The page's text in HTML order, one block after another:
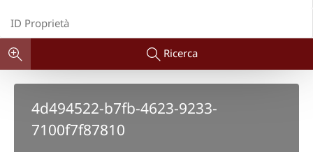
Ricerca
4d494522-b7fb-4623-9233-
7100f7f87810